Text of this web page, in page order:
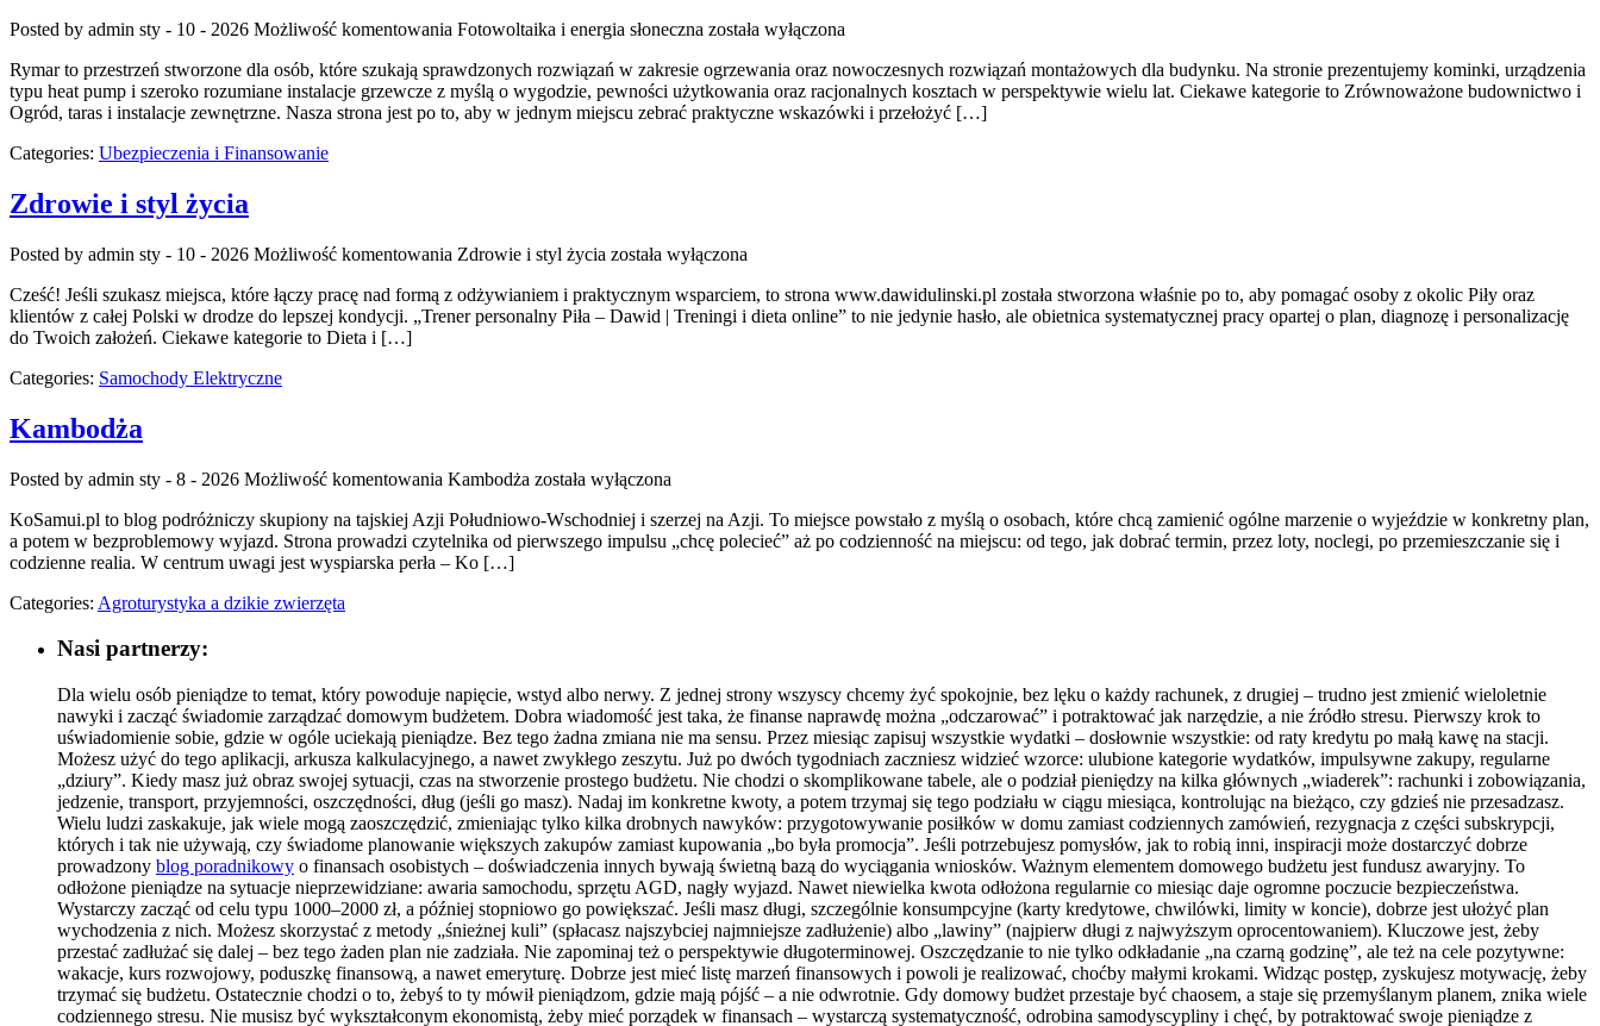
Posted by admin sty - 10 - 2026 Możliwość komentowania Fotowoltaika i energia słoneczna została wyłączona
Rymar to przestrzeń stworzone dla osób, które szukają sprawdzonych rozwiązań w zakresie ogrzewania oraz nowoczesnych rozwiązań montażowych dla budynku. Na stronie prezentujemy kominki, urządzenia
typu heat pump i szeroko rozumiane instalacje grzewcze z myślą o wygodzie, pewności użytkowania oraz racjonalnych kosztach w perspektywie wielu lat. Ciekawe kategorie to Zrównoważone budownictwo i
Ogród, taras i instalacje zewnętrzne. Nasza strona jest po to, aby w jednym miejscu zebrać praktyczne wskazówki i przełożyć […]
Categories: Ubezpieczenia i Finansowanie
Zdrowie i styl życia
Posted by admin sty - 10 - 2026 Możliwość komentowania Zdrowie i styl życia została wyłączona
Cześć! Jeśli szukasz miejsca, które łączy pracę nad formą z odżywianiem i praktycznym wsparciem, to strona www.dawidulinski.pl została stworzona właśnie po to, aby pomagać osoby z okolic Piły oraz
klientów z całej Polski w drodze do lepszej kondycji. „Trener personalny Piła – Dawid | Treningi i dieta online” to nie jedynie hasło, ale obietnica systematycznej pracy opartej o plan, diagnozę i personalizację
do Twoich założeń. Ciekawe kategorie to Dieta i […]
Categories: Samochody Elektryczne
Kambodża
Posted by admin sty - 8 - 2026 Możliwość komentowania Kambodża została wyłączona
KoSamui.pl to blog podróżniczy skupiony na tajskiej Azji Południowo-Wschodniej i szerzej na Azji. To miejsce powstało z myślą o osobach, które chcą zamienić ogólne marzenie o wyjeździe w konkretny plan,
a potem w bezproblemowy wyjazd. Strona prowadzi czytelnika od pierwszego impulsu „chcę polecieć” aż po codzienność na miejscu: od tego, jak dobrać termin, przez loty, noclegi, po przemieszczanie się i
codzienne realia. W centrum uwagi jest wyspiarska perła – Ko […]
Categories: Agroturystyka a dzikie zwierzęta
Nasi partnerzy:
Dla wielu osób pieniądze to temat, który powoduje napięcie, wstyd albo nerwy. Z jednej strony wszyscy chcemy żyć spokojnie, bez lęku o każdy rachunek, z drugiej – trudno jest zmienić wieloletnie
nawyki i zacząć świadomie zarządzać domowym budżetem. Dobra wiadomość jest taka, że finanse naprawdę można „odczarować” i potraktować jak narzędzie, a nie źródło stresu. Pierwszy krok to
uświadomienie sobie, gdzie w ogóle uciekają pieniądze. Bez tego żadna zmiana nie ma sensu. Przez miesiąc zapisuj wszystkie wydatki – dosłownie wszystkie: od raty kredytu po małą kawę na stacji.
Możesz użyć do tego aplikacji, arkusza kalkulacyjnego, a nawet zwykłego zeszytu. Już po dwóch tygodniach zaczniesz widzieć wzorce: ulubione kategorie wydatków, impulsywne zakupy, regularne
„dziury”. Kiedy masz już obraz swojej sytuacji, czas na stworzenie prostego budżetu. Nie chodzi o skomplikowane tabele, ale o podział pieniędzy na kilka głównych „wiaderek”: rachunki i zobowiązania,
jedzenie, transport, przyjemności, oszczędności, dług (jeśli go masz). Nadaj im konkretne kwoty, a potem trzymaj się tego podziału w ciągu miesiąca, kontrolując na bieżąco, czy gdzieś nie przesadzasz.
Wielu ludzi zaskakuje, jak wiele mogą zaoszczędzić, zmieniając tylko kilka drobnych nawyków: przygotowywanie posiłków w domu zamiast codziennych zamówień, rezygnacja z części subskrypcji,
których i tak nie używają, czy świadome planowanie większych zakupów zamiast kupowania „bo była promocja”. Jeśli potrzebujesz pomysłów, jak to robią inni, inspiracji może dostarczyć dobrze
prowadzony blog poradnikowy o finansach osobistych – doświadczenia innych bywają świetną bazą do wyciągania wniosków. Ważnym elementem domowego budżetu jest fundusz awaryjny. To
odłożone pieniądze na sytuacje nieprzewidziane: awaria samochodu, sprzętu AGD, nagły wyjazd. Nawet niewielka kwota odłożona regularnie co miesiąc daje ogromne poczucie bezpieczeństwa.
Wystarczy zacząć od celu typu 1000–2000 zł, a później stopniowo go powiększać. Jeśli masz długi, szczególnie konsumpcyjne (karty kredytowe, chwilówki, limity w koncie), dobrze jest ułożyć plan
wychodzenia z nich. Możesz skorzystać z metody „śnieżnej kuli” (spłacasz najszybciej najmniejsze zadłużenie) albo „lawiny” (najpierw długi z najwyższym oprocentowaniem). Kluczowe jest, żeby
przestać zadłużać się dalej – bez tego żaden plan nie zadziała. Nie zapominaj też o perspektywie długoterminowej. Oszczędzanie to nie tylko odkładanie „na czarną godzinę”, ale też na cele pozytywne:
wakacje, kurs rozwojowy, poduszkę finansową, a nawet emeryturę. Dobrze jest mieć listę marzeń finansowych i powoli je realizować, choćby małymi krokami. Widząc postęp, zyskujesz motywację, żeby
trzymać się budżetu. Ostatecznie chodzi o to, żebyś to ty mówił pieniądzom, gdzie mają pójść – a nie odwrotnie. Gdy domowy budżet przestaje być chaosem, a staje się przemyślanym planem, znika wiele
codziennego stresu. Nie musisz być wykształconym ekonomistą, żeby mieć porządek w finansach – wystarczą systematyczność, odrobina samodyscypliny i chęć, by potraktować swoje pieniądze z